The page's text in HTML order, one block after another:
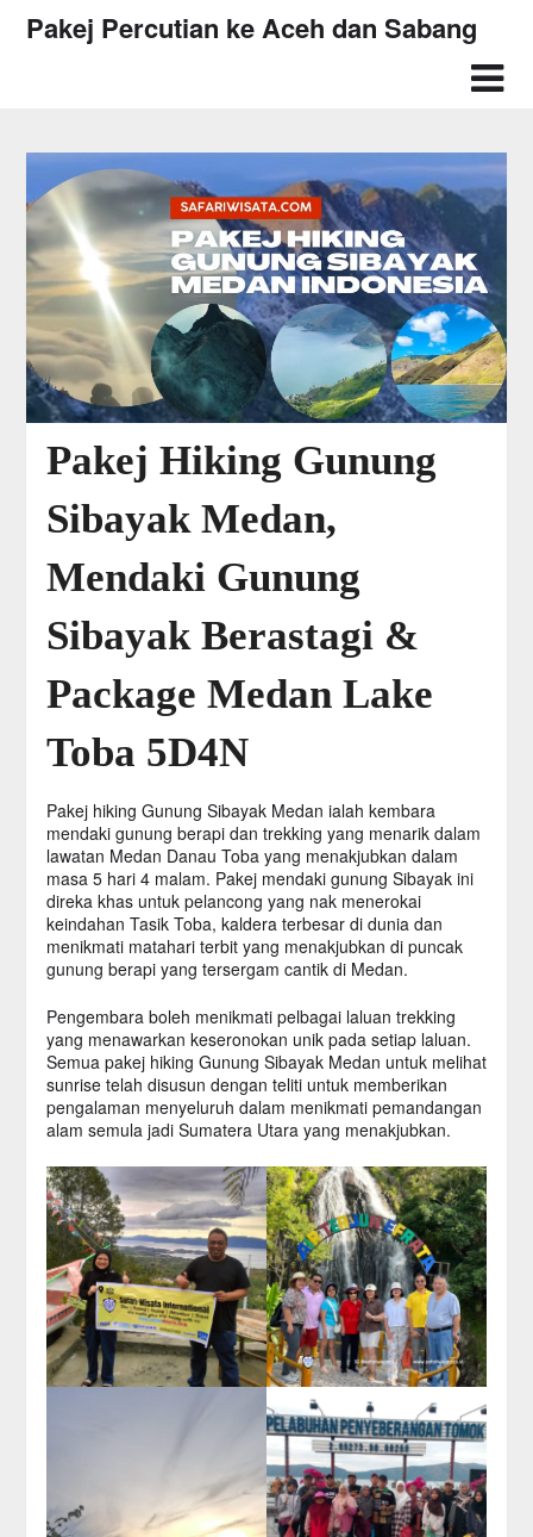
SkipPakej Percutian ke Aceh dan Sabang
Pakej Hiking Gunung
Sibayak Medan,
Mendaki Gunung
Sibayak Berastagi &
Package Medan Lake
Toba 5D4N
Pakej hiking Gunung Sibayak Medan ialah kembara
mendaki gunung berapi dan trekking yang menarik dalam
lawatan Medan Danau Toba yang menakjubkan dalam
masa 5 hari 4 malam. Pakej mendaki gunung Sibayak ini
direka khas untuk pelancong yang nak menerokai
keindahan Tasik Toba, kaldera terbesar di dunia dan
menikmati matahari terbit yang menakjubkan di puncak
gunung berapi yang tersergam cantik di Medan.
Pengembara boleh menikmati pelbagai laluan trekking
yang menawarkan keseronokan unik pada setiap laluan.
Semua pakej hiking Gunung Sibayak Medan untuk melihat
sunrise telah disusun dengan teliti untuk memberikan
pengalaman menyeluruh dalam menikmati pemandangan
alam semula jadi Sumatera Utara yang menakjubkan.